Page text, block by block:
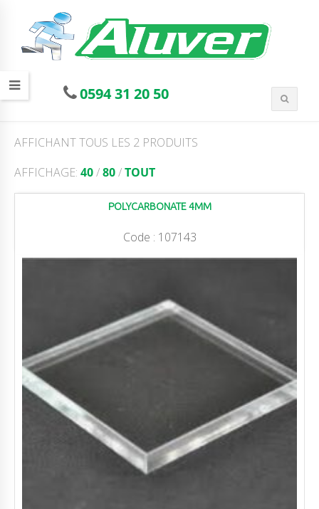
0594 31 20 50
AFFICHANT TOUS LES 2 PRODUITS
AFFICHAGE: 40/80/TOUT
POLYCARBONATE 4MM
Code : 107143